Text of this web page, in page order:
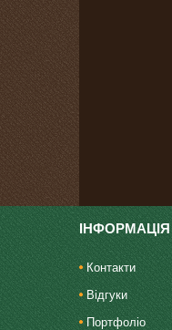
ІНФОРМАЦІЯ
Контакти
Відгуки
Портфоліо